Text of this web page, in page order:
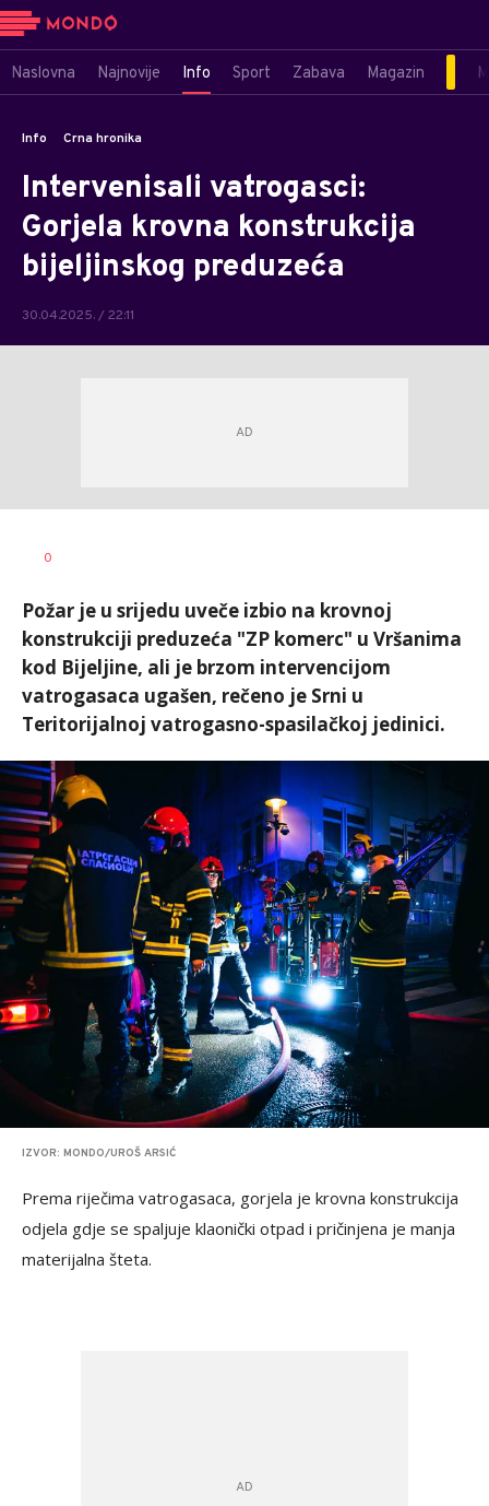
Naslovna Najnovije Info Sport Zabava Magazin
Info Crna hronika
Intervenisali vatrogasci:
Gorjela krovna konstrukcija
bijeljinskog preduzeća
30.04.2025. / 22:11
AUTOR
0
Požar je u srijedu uveče izbio na krovnoj
konstrukciji preduzeća "ZP komerc" u Vršanima
kod Bijeljine, ali je brzom intervencijom
vatrogasaca ugašen, rečeno je Srni u
Teritorijalnoj vatrogasno-spasilačkoj jedinici.
IZVOR: MONDO/UROŠ ARSIĆ
Prema riječima vatrogasaca, gorjela je krovna konstrukcija
odjela gdje se spaljuje klaonički otpad i pričinjena je manja
materijalna šteta.